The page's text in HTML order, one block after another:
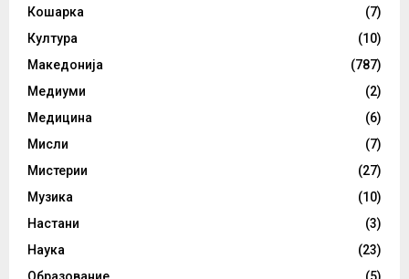
Кошарка
(7)
Култура
(10)
Македонија
(787)
Медиуми
(2)
Медицина
(6)
Мисли
(7)
Мистерии
(27)
Музика
(10)
Настани
(3)
Наука
(23)
Образование
(5)